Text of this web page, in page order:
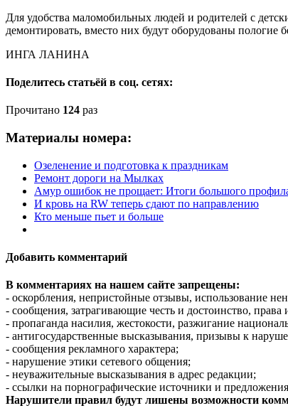
Для удобства маломобильных людей и родителей с
демонтировать, вместо них будут оборудованы пологие
ИНГА ЛАНИНА
Поделитесь статьёй в соц. сетях:
Прочитано 124 раз
Материалы номера:
Озеленение и подготовка к праздникам
Ремонт дороги на Мылках
Амур ошибок не прощает: Итоги большого
И кровь на RW теперь сдают по направлению
Кто меньше пьет и больше
Добавить комментарий
В комментариях на нашем сайте запрещены:
- оскорбления, непристойные отзывы, использование
- сообщения, затрагивающие честь и достоинство,
- пропаганда насилия, жестокости, разжигание
- антигосударственные высказывания, призывы к
- сообщения рекламного характера;
- нарушение этики сетевого общения;
- неуважительные высказывания в адрес редакции;
- ссылки на порнографические источники и
Нарушители правил будут лишены возможности